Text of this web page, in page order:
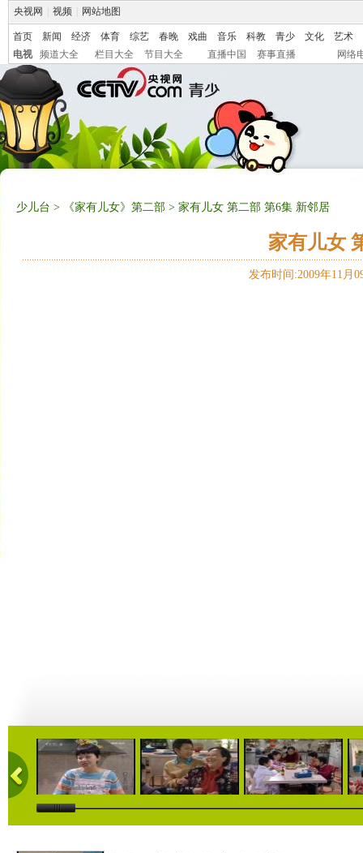
央视网 视频 网站地图
首页 新闻 经济 体育 综艺 春晚 戏曲 音乐 科教 青少 文化
艺术
电视
频道大全 栏目大全 节目大全 直播中国 赛事直播 网络
少儿台 > 《家有儿女》第二部 > 家有儿女 第二部 第6集 新邻居
家有儿女
发布时间:2009年11月
22:49 21:40 21:29